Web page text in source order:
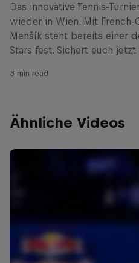
Das innovative Tennis-
wieder in Wien. Mit French-
Menšík steht bereits einer
Stars fest. Sichert euch jetzt
3 min read
Ähnliche Videos